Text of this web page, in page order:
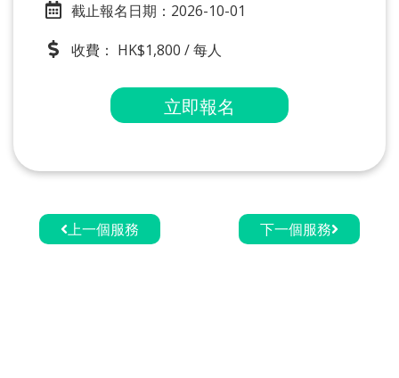
截止報名日期：2026-10-01
收費： HK$1,800 / 每人
立即報名
上一個服務 下一個服務